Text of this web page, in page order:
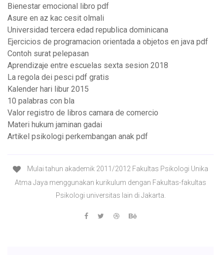
Bienestar emocional libro pdf
Asure en az kac cesit olmali
Universidad tercera edad republica dominicana
Ejercicios de programacion orientada a objetos en java pdf
Contoh surat pelepasan
Aprendizaje entre escuelas sexta sesion 2018
La regola dei pesci pdf gratis
Kalender hari libur 2015
10 palabras con bla
Valor registro de libros camara de comercio
Materi hukum jaminan gadai
Artikel psikologi perkembangan anak pdf
Mulai tahun akademik 2011/2012 Fakultas Psikologi Unika
Atma Jaya menggunakan kurikulum dengan Fakultas-fakultas
Psikologi universitas lain di Jakarta.